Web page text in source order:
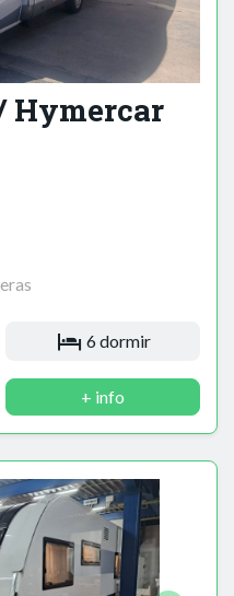
Hymercar
6 dormir
+ info